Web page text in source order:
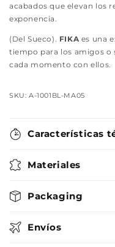
acabados que elevan los
exponencia.
(Del Sueco). FIKA es una
tiempo para los amigos o
cada momento con ellos.
SKU: A-1001BL-MA05
Características
Materiales
Packaging
Envíos